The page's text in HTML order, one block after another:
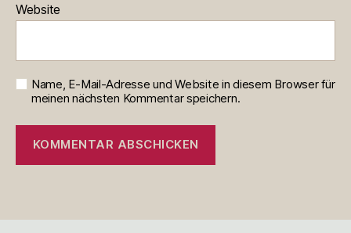
Website
Name, E-Mail-Adresse und Website in diesem Browser für
meinen nächsten Kommentar speichern.